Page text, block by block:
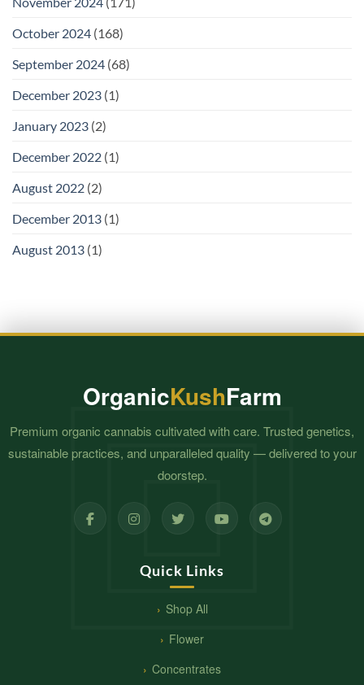
October 2024 (168)
September 2024 (68)
December 2023 (1)
January 2023 (2)
December 2022 (1)
August 2022 (2)
December 2013 (1)
August 2013 (1)
OrganicKushFarm
Premium organic cannabis cultivated with care. Trusted genetics,
sustainable practices, and unparalleled quality — delivered to your
doorstep.
Quick Links
Shop All
Flower
Concentrates